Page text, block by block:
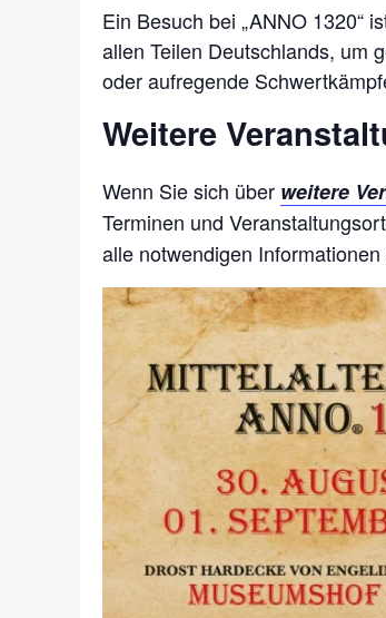
Ein Besuch bei „ANNO 1320“
allen Teilen Deutschlands, um
oder aufregende
Weitere
Wenn Sie sich über weitere
Terminen und
alle notwendigen